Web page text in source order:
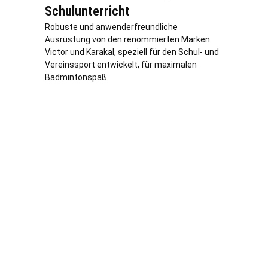
Schulunterricht
Robuste und anwenderfreundliche
Ausrüstung von den renommierten Marken
Victor und Karakal, speziell für den Schul- und
Vereinssport entwickelt, für maximalen
Badmintonspaß.